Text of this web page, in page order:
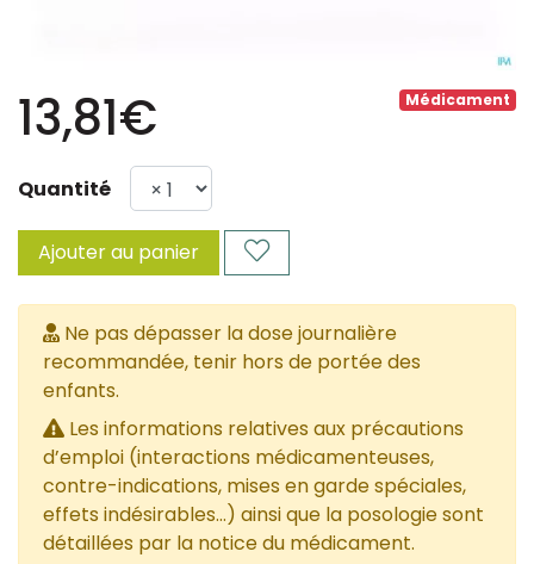
Médicament
13,81€
Quantité
Ajouter au panier
Ne pas dépasser la dose journalière
recommandée, tenir hors de portée des
enfants.
Les informations relatives aux précautions
d’emploi (interactions médicamenteuses,
contre-indications, mises en garde spéciales,
effets indésirables...) ainsi que la posologie sont
détaillées par la notice du médicament.